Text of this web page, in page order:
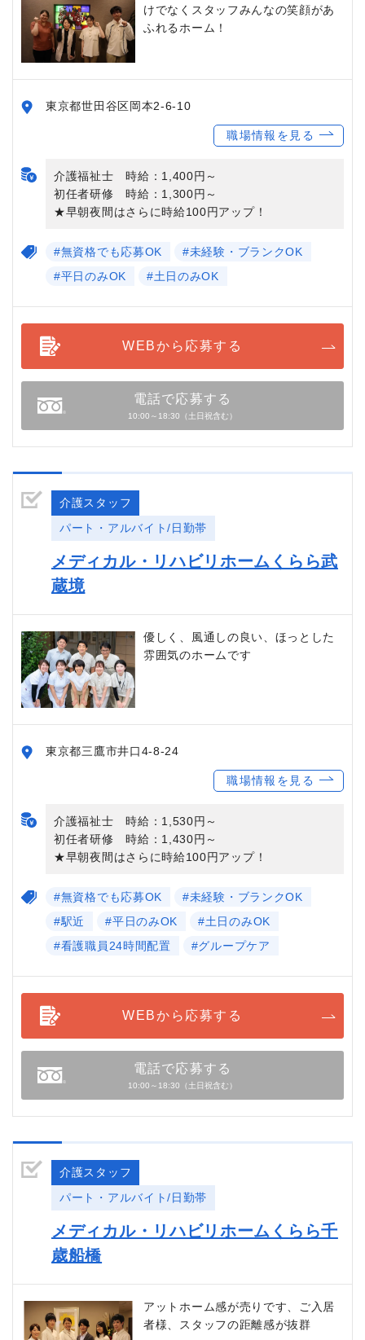
けでなくスタッフみんなの笑顔があ
ふれるホーム！
東京都世田谷区岡本2-6-10
職場情報を見る
介護福祉士 時給：1,400円～
初任者研修 時給：1,300円～
★早朝夜間はさらに時給100円アップ！
#無資格でも応募OK
#未経験・ブランクOK
#平日のみOK
#土日のみOK
WEBから応募する
電話で応募する
10:00～18:30（土日祝含む）
介護スタッフ
パート・アルバイト/日勤帯
メディカル・リハビリホームくらら武
蔵境
優しく、風通しの良い、ほっとした
雰囲気のホームです
東京都三鷹市井口4-8-24
職場情報を見る
介護福祉士 時給：1,530円～
初任者研修 時給：1,430円～
★早朝夜間はさらに時給100円アップ！
#無資格でも応募OK
#未経験・ブランクOK
#駅近
#平日のみOK
#土日のみOK
#看護職員24時間配置
#グループケア
WEBから応募する
電話で応募する
10:00～18:30（土日祝含む）
介護スタッフ
パート・アルバイト/日勤帯
メディカル・リハビリホームくらら千
歳船橋
アットホーム感が売りです、ご入居
者様、スタッフの距離感が抜群